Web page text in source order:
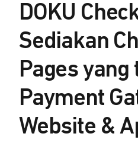
DOKU
Sediakan
Pages
Payment
Website &